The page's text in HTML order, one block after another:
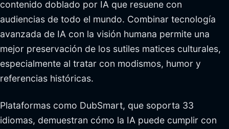
contenido doblado por IA que resuene con
audiencias de todo el mundo. Combinar tecnología
avanzada de IA con la visión humana permite una
mejor preservación de los sutiles matices culturales,
especialmente al tratar con modismos, humor y
referencias históricas.
Plataformas como DubSmart, que soporta 33
idiomas, demuestran cómo la IA puede cumplir con